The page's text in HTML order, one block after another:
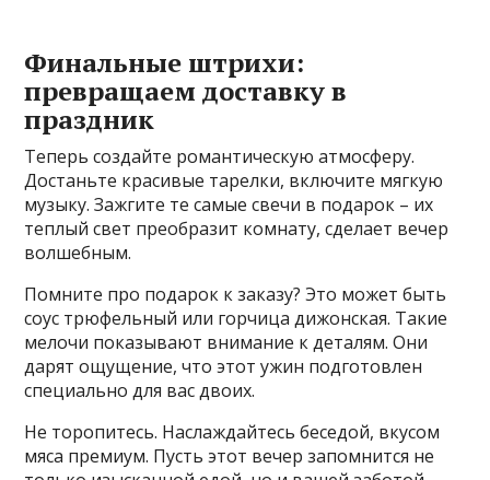
Финальные штрихи:
превращаем доставку в
праздник
Теперь создайте романтическую атмосферу.
Достаньте красивые тарелки, включите мягкую
музыку. Зажгите те самые свечи в подарок – их
теплый свет преобразит комнату, сделает вечер
волшебным.
Помните про подарок к заказу? Это может быть
соус трюфельный или горчица дижонская. Такие
мелочи показывают внимание к деталям. Они
дарят ощущение, что этот ужин подготовлен
специально для вас двоих.
Не торопитесь. Наслаждайтесь беседой, вкусом
мяса премиум. Пусть этот вечер запомнится не